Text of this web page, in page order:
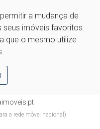
a mudança de
seus imóveis favoritos.
que o mesmo utilize
a rede móvel nacional)